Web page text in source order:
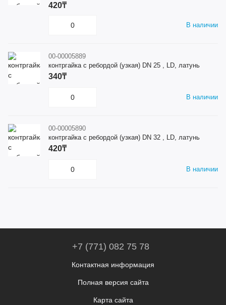
В наличии
420₸
00-00005889
контргайка с ребордой (узкая) DN 25 , LD, латунь
В наличии
340₸
00-00005890
контргайка с ребордой (узкая) DN 32 , LD, латунь
В наличии
420₸
+7 (771) 082 75 78
Контактная информация
Полная версия сайта
Карта сайта